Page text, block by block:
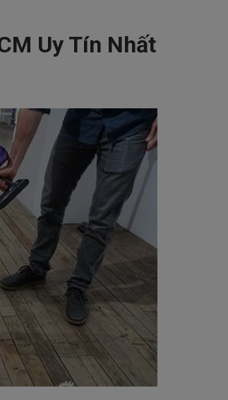
Uy Tín Nhất